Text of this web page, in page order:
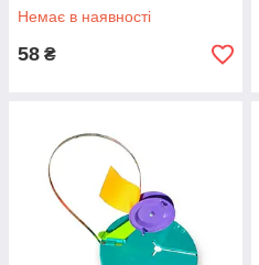
Немає в наявності
58 ₴